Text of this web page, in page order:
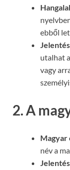
ebből
utalhat
vagy
2. A
Magyar
név a